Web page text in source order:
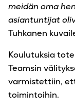
meidän oma
asiantuntijat
Tuhkanen
Koulutuksia
Teamsin
varmistettiin,
toimintoihin.